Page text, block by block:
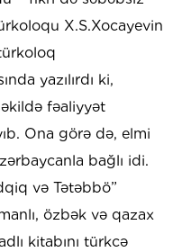
X.S.Xocayevin
yazılırdı ki,
fəaliyyət
Ona görə də, elmi
bağlı idi.
və Tətəbbö”
özbək və qazax
kitabını türkcə